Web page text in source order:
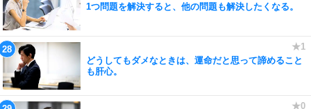
1つ問題を解決すると、他の問題も解決したくなる。
どうしてもダメなときは、運命だと思って諦めること
も肝心。